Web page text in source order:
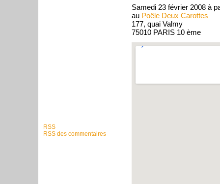
RSS
RSS des commentaires
Samedi 23 février 2008 à
au Poêle Deux Carottes
177, quai Valmy
75010 PARIS 10 ème